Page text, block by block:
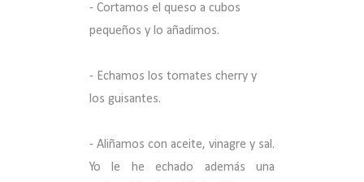
- Cortamos el queso a cubos
pequeños y lo añadimos.
- Echamos los tomates cherry y
los guisantes.
- Aliñamos con aceite, vinagre y sal.
Yo le he echado además una